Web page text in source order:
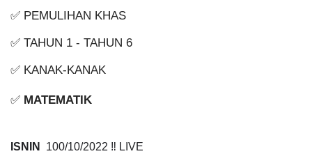
✅ PEMULIHAN KHAS
✅ TAHUN 1 - TAHUN 6
✅ KANAK-KANAK
✅ MATEMATIK
ISNIN 100/10/2022 ‼️ LIVE